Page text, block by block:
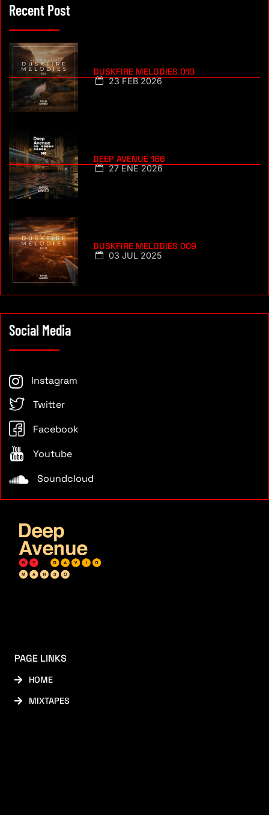
Recent Post
DUSKFIRE MELODIES 010
23 FEB 2026
DEEP AVENUE 186
27 ENE 2026
DUSKFIRE MELODIES 009
03 JUL 2025
Social Media
Instagram
Twitter
Facebook
Youtube
Soundcloud
PAGE LINKS
HOME
MIXTAPES